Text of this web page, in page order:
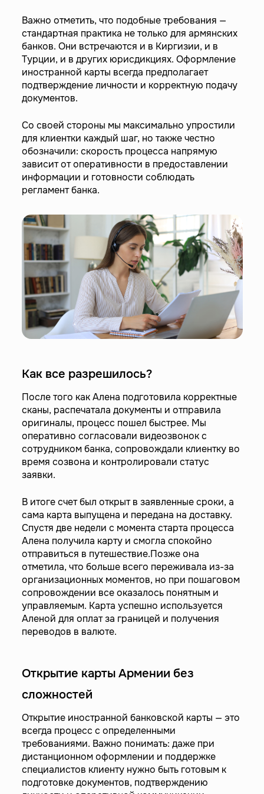
Важно отметить, что подобные требования —
стандартная практика не только для армянских
банков. Они встречаются и в Киргизии, и в
Турции, и в других юрисдикциях. Оформление
иностранной карты всегда предполагает
подтверждение личности и корректную подачу
документов.
Со своей стороны мы максимально упростили
для клиентки каждый шаг, но также честно
обозначили: скорость процесса напрямую
зависит от оперативности в предоставлении
информации и готовности соблюдать
регламент банка.
Как все разрешилось?
После того как Алена подготовила корректные
сканы, распечатала документы и отправила
оригиналы, процесс пошел быстрее. Мы
оперативно согласовали видеозвонок с
сотрудником банка, сопровождали клиентку во
время созвона и контролировали статус
заявки.
В итоге счет был открыт в заявленные сроки, а
сама карта выпущена и передана на доставку.
Спустя две недели с момента старта процесса
Алена получила карту и смогла спокойно
отправиться в путешествие.Позже она
отметила, что больше всего переживала из-за
организационных моментов, но при пошаговом
сопровождении все оказалось понятным и
управляемым. Карта успешно используется
Аленой для оплат за границей и получения
переводов в валюте.
Открытие карты Армении без
сложностей
Открытие иностранной банковской карты — это
всегда процесс с определенными
требованиями. Важно понимать: даже при
дистанционном оформлении и поддержке
специалистов клиенту нужно быть готовым к
подготовке документов, подтверждению